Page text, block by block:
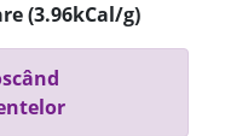
(3.96kCal/g)